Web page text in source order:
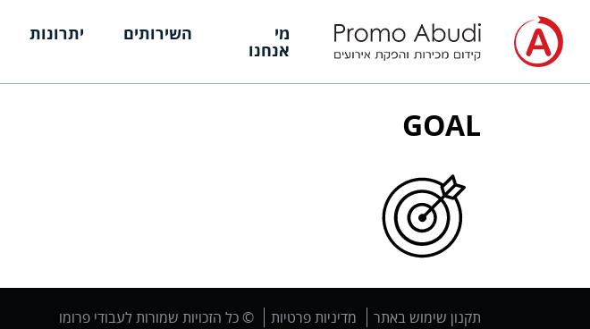
מי
אנחנו
השירותים יתרונות
GOAL
תקנון שימוש באתר מדיניות פרטיות © כל הזכויות שמורות לעבודי פרומו